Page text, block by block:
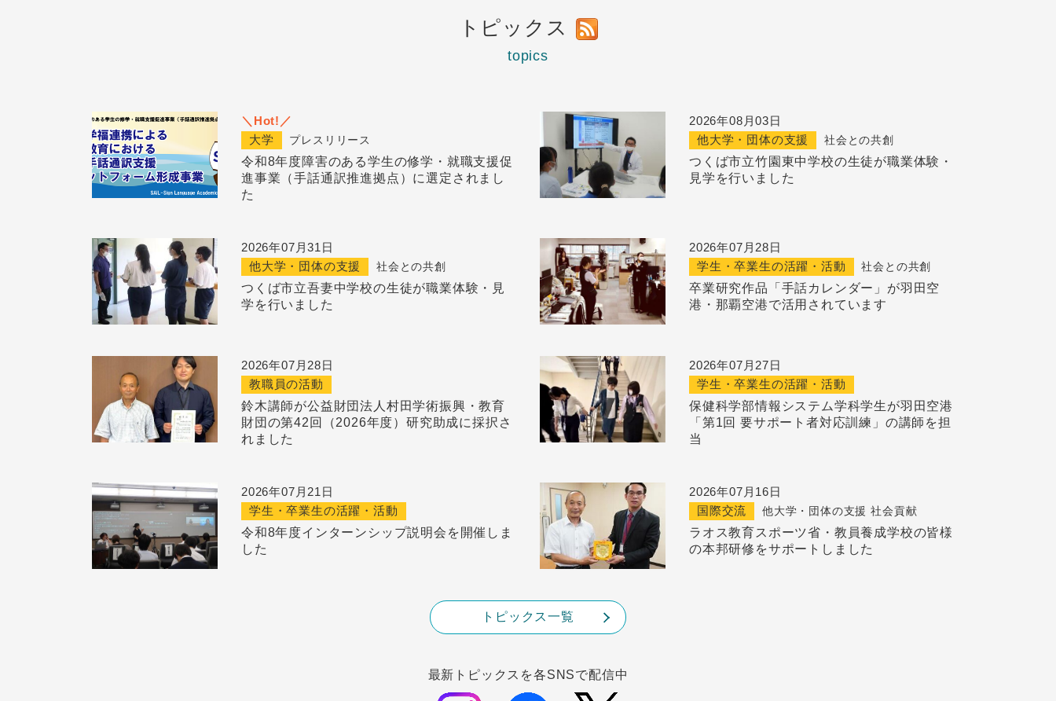
トピックス
topics
＼Hot!／
大学
プレスリリース
令和8年度障害のある学生の修学・就職支援促
進事業（手話通訳推進拠点）に選定されまし
た
2026年08月03日
他大学・団体の支援
社会との共創
つくば市立竹園東中学校の生徒が職業体験・
見学を行いました
2026年07月31日
他大学・団体の支援
社会との共創
つくば市立吾妻中学校の生徒が職業体験・見
学を行いました
2026年07月28日
学生・卒業生の活躍・活動
社会との共創
卒業研究作品「手話カレンダー」が羽田空
港・那覇空港で活用されています
2026年07月28日
教職員の活動
鈴木講師が公益財団法人村田学術振興・教育
財団の第42回（2026年度）研究助成に採択さ
れました
2026年07月27日
学生・卒業生の活躍・活動
保健科学部情報システム学科学生が羽田空港
「第1回 要サポート者対応訓練」の講師を担
当
2026年07月21日
学生・卒業生の活躍・活動
令和8年度インターンシップ説明会を開催しま
した
2026年07月16日
国際交流
他大学・団体の支援 社会貢献
ラオス教育スポーツ省・教員養成学校の皆様
の本邦研修をサポートしました
トピックス一覧
最新トピックスを各SNSで配信中